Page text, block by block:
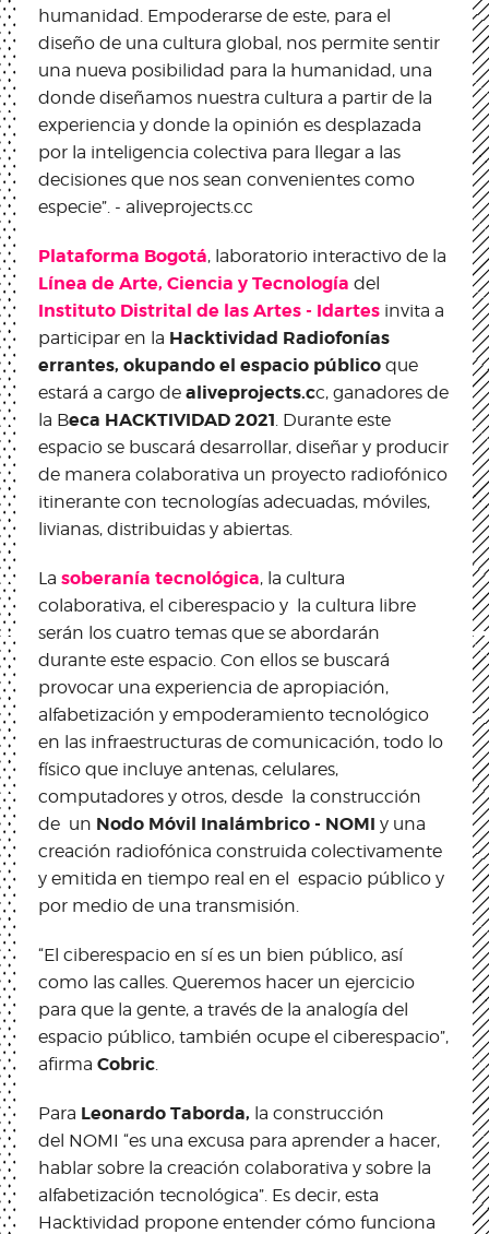
humanidad. Empoderarse de este, para el
diseño de una cultura global, nos permite sentir
una nueva posibilidad para la humanidad, una
donde diseñamos nuestra cultura a partir de la
experiencia y donde la opinión es desplazada
por la inteligencia colectiva para llegar a las
decisiones que nos sean convenientes como
especie”. - aliveprojects.cc
Plataforma Bogotá, laboratorio interactivo de la
Línea de Arte, Ciencia y Tecnología del
Instituto Distrital de las Artes - Idartes invita a
participar en la Hacktividad Radiofonías
errantes, okupando el espacio público que
estará a cargo de aliveprojects.cc, ganadores de
la Beca HACKTIVIDAD 2021 . Durante este
espacio se buscará desarrollar, diseñar y producir
de manera colaborativa un proyecto radiofónico
itinerante con tecnologías adecuadas, móviles,
livianas, distribuidas y abiertas.
La soberanía tecnológica, la cultura
colaborativa, el ciberespacio y la cultura libre
serán los cuatro temas que se abordarán
durante este espacio. Con ellos se buscará
provocar una experiencia de apropiación,
alfabetización y empoderamiento tecnológico
en las infraestructuras de comunicación, todo lo
físico que incluye antenas, celulares,
computadores y otros, desde la construcción
de un Nodo Móvil Inalámbrico - NOMI y una
creación radiofónica construida colectivamente
y emitida en tiempo real en el espacio público y
por medio de una transmisión.
“El ciberespacio en sí es un bien público, así
como las calles. Queremos hacer un ejercicio
para que la gente, a través de la analogía del
espacio público, también ocupe el ciberespacio”,
afirma Cobric
Para Leonardo Taborda, la construcción
del NOMI “es una excusa para aprender a hacer,
hablar sobre la creación colaborativa y sobre la
alfabetización tecnológica”. Es decir, esta
Hacktividad propone entender cómo funciona